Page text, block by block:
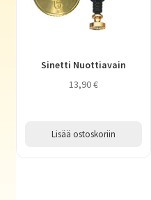
Sinetti Nuottiavain
13,90€
Lisää ostoskoriin